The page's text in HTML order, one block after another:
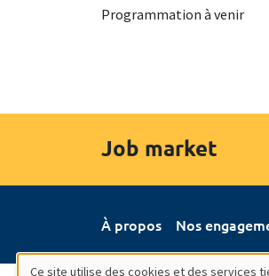
Programmation à venir
Job market
À propos Nos
Ce site utilise des cookies et des services